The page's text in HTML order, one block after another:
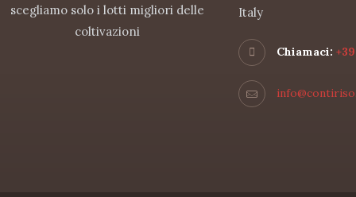
scegliamo solo i lotti migliori delle
coltivazioni
Italy
Chiamaci: